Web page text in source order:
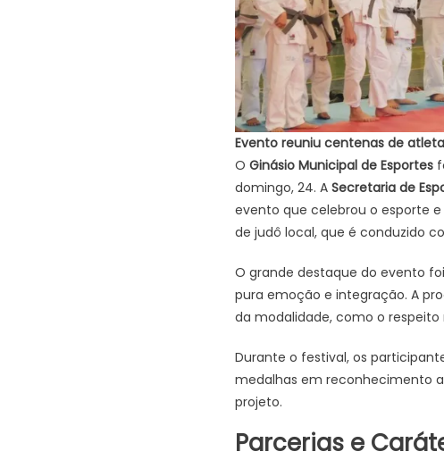
Evento reuniu centenas de
O Ginásio Municipal de Esportes
domingo, 24. A Secretaria de
evento que celebrou o esporte
de judô local, que é conduzido
O grande destaque do evento
pura emoção e integração. A
da modalidade, como o respeito
Durante o festival, os
medalhas em reconhecimento
projeto.
Parcerias e